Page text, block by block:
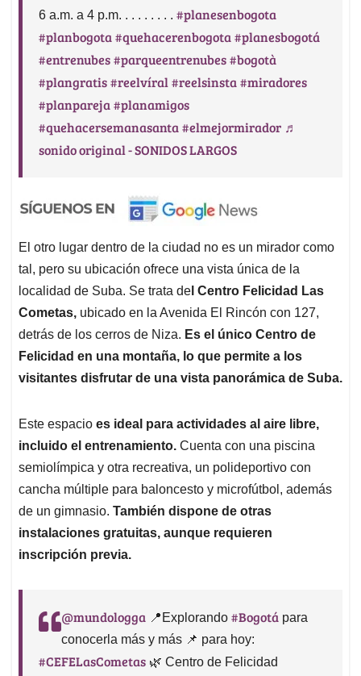
6 a.m. a 4 p.m. . . . . . . . . #planesenbogota
#planbogota#quehacerenbogota#planesbogotá
#entrenubes#parqueentrenubes#bogotà
#plangratis#reelvíral #reelsinsta#miradores
#planpareja#planamigos
#quehacersemanasanta#elmejormirador ♬
sonido original - SONIDOS LARGOS
El otro lugar dentro de la ciudad no es un mirador como
tal, pero su ubicación ofrece una vista única de la
localidad de Suba. Se trata de l Centro Felicidad Las
Cometas, ubicado en la Avenida El Rincón con 127,
detrás de los cerros de Niza. Es el único Centro de
Felicidad en una montaña, lo que permite a los
visitantes disfrutar de una vista panorámica de Suba.
Este espacio es ideal para actividades al aire libre,
incluido el entrenamiento. Cuenta con una piscina
semiolímpica y otra recreativa, un polideportivo con
cancha múltiple para baloncesto y microfútbol, además
de un gimnasio. También dispone de otras
instalaciones gratuitas, aunque requieren
inscripción previa.
@mundologga 📍Explorando #Bogotá para
conocerla más y más 📌 para hoy:
#CEFELasCometas 🌿 Centro de Felicidad